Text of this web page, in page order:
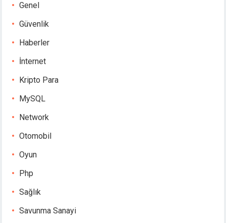
Genel
Güvenlik
Haberler
İnternet
Kripto Para
MySQL
Network
Otomobil
Oyun
Php
Sağlık
Savunma Sanayi